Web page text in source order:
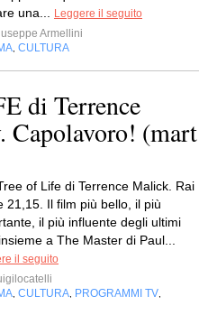
una...
Leggere il seguito
Armellini
CULTURA
di Terrence
Capolavoro!
of Life di Terrence Malick. Rai
21,15. Il film più bello, il più
il più influente degli ultimi
a The Master di Paul...
il seguito
CULTURA PROGRAMMI TV